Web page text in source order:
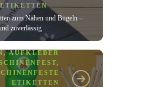
zum Nähen und Bügeln –
zuverlässig
,AUFKLEBER
,
ETIKETTEN